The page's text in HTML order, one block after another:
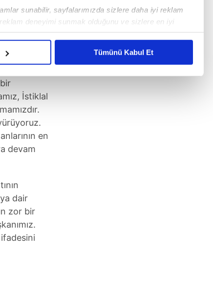
sunabilir, sayfalarımızda sizlere daha iyi reklam
deneyimi sunmak olduğunu ve sizlere en iyi
noktada, reklamların maliyetlerimizi karşılamak
ve üçüncü kişilere ait çerezler kullanılmaktadır. Bu
çerezler bilgi toplumu hizmetlerinin sunulması
ve kişiselleştirilmesi ve sizlere yönelik
rızanız dahilinde kullanılacaktır.
Çerezlere ilişkin detaylı bilgi için Ayarlar
Aydınlatma Metnimizi okumak ve sitemizde ilgili
tıklayınız
Tümünü Kabul Et
İstiklal
en
devam
dair
zor bir